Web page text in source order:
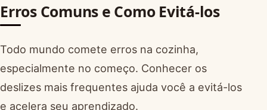
Erros Comuns e Como Evitá-los
Todo mundo comete erros na cozinha,
especialmente no começo. Conhecer os
deslizes mais frequentes ajuda você a evitá-los
e acelera seu aprendizado.